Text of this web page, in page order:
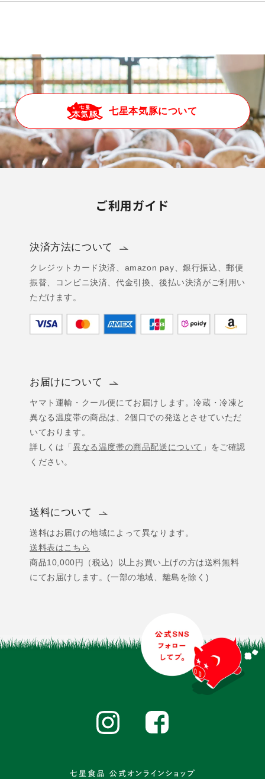
七星本気豚について
ご利用ガイド
決済方法について
クレジットカード決済、amazon pay、銀行振込、郵便
振替、コンビニ決済、代金引換、後払い決済がご利用い
ただけます。
お届けについて
ヤマト運輸・クール便にてお届けします。冷蔵・冷凍と
異なる温度帯の商品は、2個口での発送とさせていただ
いております。
詳しくは「 異なる温度帯の商品配送について 」をご確認
ください。
送料について
送料はお届けの地域によって異なります。
送料表はこちら
商品10,000円（税込）以上お買い上げの方は送料無料
にてお届けします。(一部の地域、離島を除く)
Instagram Facebook